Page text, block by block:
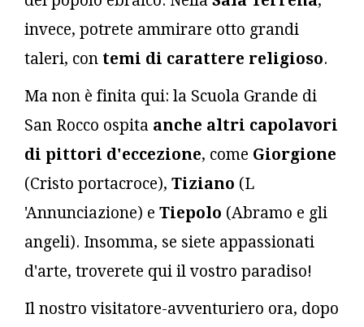
invece, potrete ammirare otto grandi
taleri, con temi di carattere religioso.
Ma non è finita qui: la Scuola Grande di
San Rocco ospita anche altri capolavori
di pittori d'eccezione, come Giorgione
(Cristo portacroce), Tiziano (L
'Annunciazione) e Tiepolo (Abramo e gli
angeli). Insomma, se siete appassionati
d'arte, troverete qui il vostro paradiso!
Il nostro visitatore-avventuriero ora, dopo